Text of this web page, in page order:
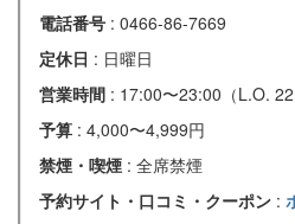
電話番号 : 0466-86-7669
定休日 : 日曜日
営業時間 : 17:00〜23:00（L.O.
予算 : 4,000〜4,999円
禁煙・喫煙 : 全席禁煙
予約サイト・口コミ・クーポン :